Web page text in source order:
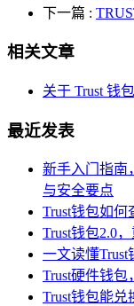
下一篇 :
相关文章
关于 Trust 钱
最近发表
新手入门指南
与安全要点
Trust钱包如
Trust钱包2.0
一文读懂
Trust硬件钱
Trust钱包能